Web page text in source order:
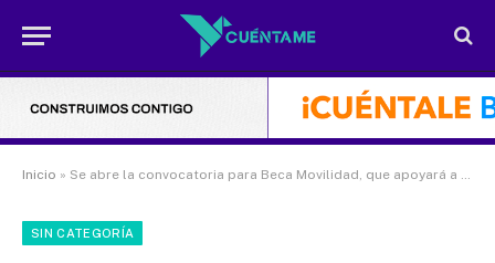
Inicio » Se abre la convocatoria para Beca Movilidad, que apoyará a leoneses que representen a la ciudad ,en otras entidades o países
SIN CATEGORÍA